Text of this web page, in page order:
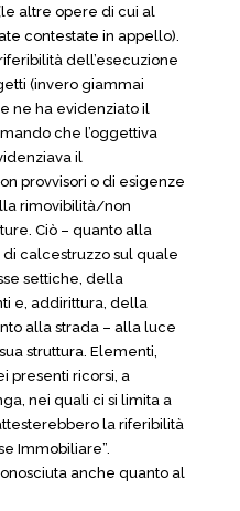
altre opere di cui al
contestate in appello).
dell’esecuzione
(invero giammai
ne ha evidenziato il
che l’oggettiva
il
provvisori o di esigenze
rimovibilità/non
Ciò – quanto alla
calcestruzzo sul quale
settiche, della
e, addirittura, della
alla strada – alla luce
struttura. Elementi,
presenti ricorsi, a
nei quali ci si limita a
la riferibilità
Immobiliare”.
anche quanto al